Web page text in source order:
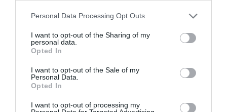
Please note that this website/app uses one or more Google
not limited to your visit or usage behaviour. You may click to
grant or deny consent to Google and its third-party tags to
use your data for below specified purposes in below Google
consent section.
Personal Data Processing Opt Outs
I want to opt-out of the Sharing of my
personal data.
Opted In
I want to opt-out of the Sale of my
Personal Data.
Opted In
I want to opt-out of processing my
Η ΣΤΗΛΗ ΜΑΣ